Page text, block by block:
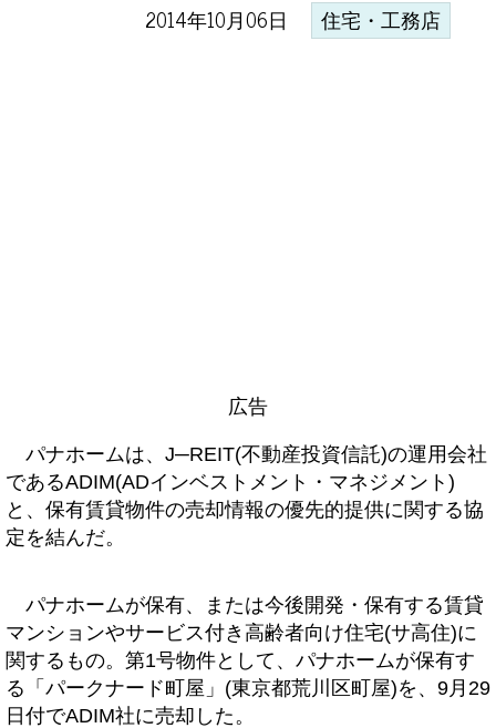
2014年10月06日 住宅・工務店
広告
パナホームは、J─REIT(不動産投資信託)の運用会社
であるADIM(ADインベストメント・マネジメント)
と、保有賃貸物件の売却情報の優先的提供に関する協
定を結んだ。
パナホームが保有、または今後開発・保有する賃貸
マンションやサービス付き高齢者向け住宅(サ高住)に
関するもの。第1号物件として、パナホームが保有す
る「パークナード町屋」(東京都荒川区町屋)を、9月29
日付でADIM社に売却した。